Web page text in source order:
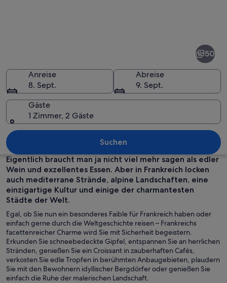
Der Eiffelturm mit einer Stadtansicht
50
Anreise
8. Sept.
Abreise
9. Sept.
Gäste
1 Zimmer, 2 Gäste
Suchen
Eigentlich braucht man ja nicht viel mehr sagen als edler
Wein und exzellentes Essen. Aber in Frankreich locken
auch mediterrane Strände, alpine Landschaften, eine
einzigartige Kultur und einige der charmantesten
Städte der Welt.
Egal, ob Sie nun ein besonderes Faible für Frankreich haben oder
einfach gerne durch die Weltgeschichte reisen – Frankreichs
facettenreicher Charme wird Sie mit Sicherheit begeistern.
Erkunden Sie schneebedeckte Gipfel, entspannen Sie an herrlichen
Stränden, genießen Sie ein Croissant in zauberhaften Cafés,
verkosten Sie edle Tropfen in berühmten Anbaugebieten, plaudern
Sie mit den Bewohnern idyllischer Bergdörfer oder genießen Sie
einfach die Ruhe der malerischen Landschaft.